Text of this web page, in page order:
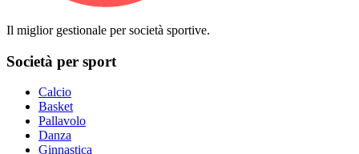
Il miglior gestionale per società sportive.
Società per sport
Calcio
Basket
Pallavolo
Danza
Ginnastica